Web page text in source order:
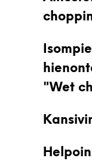
"Wet